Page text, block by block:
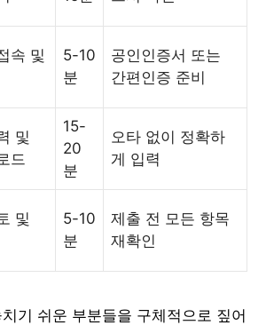
속 및
5-10
분
공인인증서 또는
간편인증 준비
및
드
15-
20
분
오타 없이 정확하
게 입력
및
5-10
분
제출 전 모든 항목
재확인
기 쉬운 부분들을 구체적으로 짚어